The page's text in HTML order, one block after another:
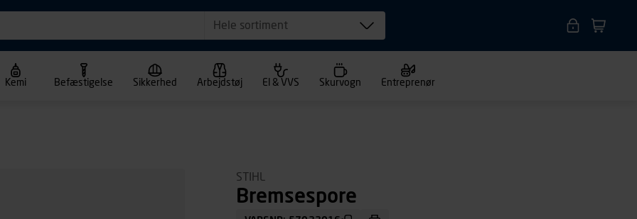
Hele sortiment
Kemi Befæstigelse Sikkerhed Arbejdstøj El & VVS Skurvogn Entreprenør
STIHL
Bremsespore